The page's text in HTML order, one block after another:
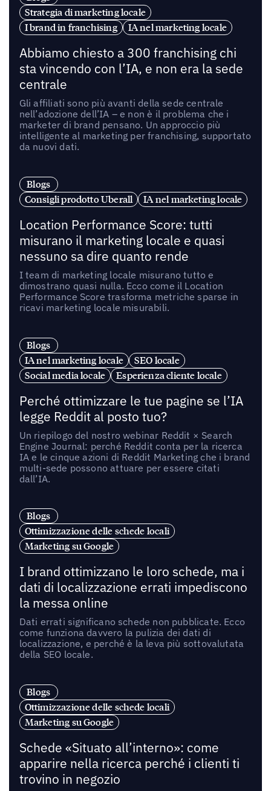
Strategia di marketing locale
I brand in franchising
IA nel marketing locale
Abbiamo chiesto a 300 franchising chi
sta vincendo con l’IA, e non era la sede
centrale
Gli affiliati sono più avanti della sede centrale
nell’adozione dell’IA – e non è il problema che i
marketer di brand pensano. Un approccio più
intelligente al marketing per franchising, supportato
da nuovi dati.
Blogs
Consigli prodotto Uberall
IA nel marketing locale
Location Performance Score: tutti
misurano il marketing locale e quasi
nessuno sa dire quanto rende
I team di marketing locale misurano tutto e
dimostrano quasi nulla. Ecco come il Location
Performance Score trasforma metriche sparse in
ricavi marketing locale misurabili.
Blogs
IA nel marketing locale
SEO locale
Social media locale
Esperienza cliente locale
Perché ottimizzare le tue pagine se l’IA
legge Reddit al posto tuo?
Un riepilogo del nostro webinar Reddit × Search
Engine Journal: perché Reddit conta per la ricerca
IA e le cinque azioni di Reddit Marketing che i brand
multi-sede possono attuare per essere citati
dall’IA.
Blogs
Ottimizzazione delle schede locali
Marketing su Google
I brand ottimizzano le loro schede, ma i
dati di localizzazione errati impediscono
la messa online
Dati errati significano schede non pubblicate. Ecco
come funziona davvero la pulizia dei dati di
localizzazione, e perché è la leva più sottovalutata
della SEO locale.
Blogs
Ottimizzazione delle schede locali
Marketing su Google
Schede «Situato all’interno»: come
apparire nella ricerca perché i clienti ti
trovino in negozio